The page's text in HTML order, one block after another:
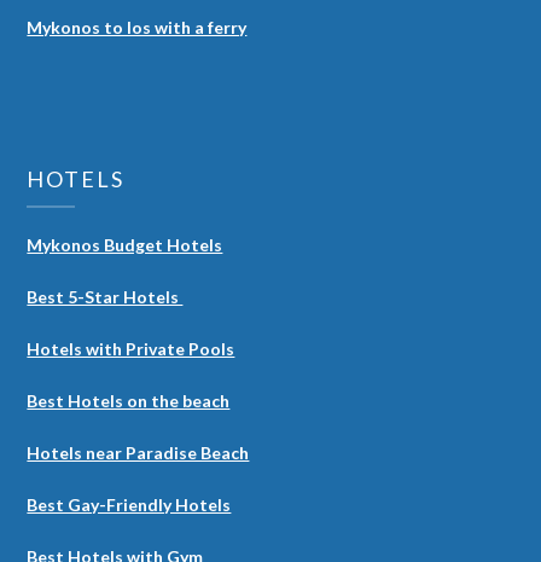
Mykonos to Ios with a ferry
HOTELS
Mykonos Budget Hotels
Best 5-Star Hotels
Hotels with Private Pools
Best Hotels on the beach
Hotels near Paradise Beach
Best Gay-Friendly Hotels
Best Hotels with Gym